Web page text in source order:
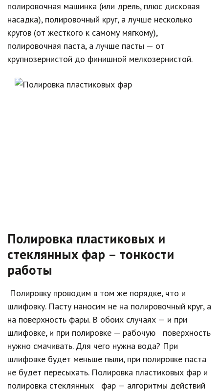
полировочная машинка (или дрель, плюс дисковая
насадка), полировочный круг, а лучше несколько
кругов (от жесткого к самому мягкому),
полировочная паста, а лучше пасты — от
крупнозернистой до финишной мелкозернистой.
Полировка пластиковых и
стеклянных фар – тонкости
работы
Полировку проводим в том же порядке, что и
шлифовку. Пасту наносим не на полировочный круг, а
на поверхность фары. В обоих случаях — и при
шлифовке, и при полировке — рабочую поверхность
нужно смачивать. Для чего нужна вода? При
шлифовке будет меньше пыли, при полировке паста
не будет пересыхать. Полировка пластиковых фар и
полировка стеклянных фар — алгоритмы действий